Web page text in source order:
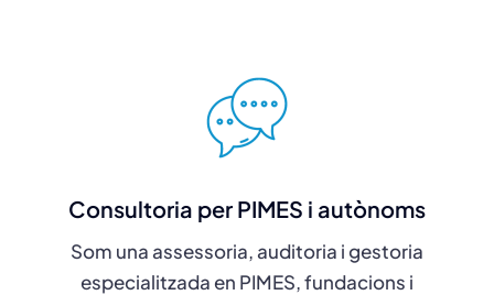
Consultoria per PIMES i autònoms
Som una assessoria, auditoria i gestoria
especialitzada en PIMES, fundacions i